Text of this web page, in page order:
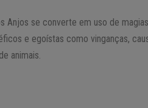
se converte em uso de
e egoístas como vinganças,
animais.